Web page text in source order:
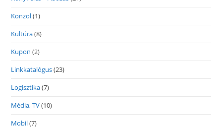
Konzol(1)
Kultúra(8)
Kupon (2)
Linkkatalógus(23)
Logisztika(7)
Média, TV(10)
Mobil(7)